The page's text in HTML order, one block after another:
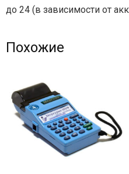
до 24 (в зависимости от
Похожие